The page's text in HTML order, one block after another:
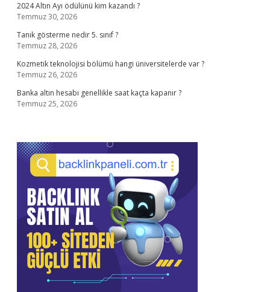
2024 Altın Ayı ödülünü kim kazandı ?
Temmuz 30, 2026
Tanık gösterme nedir 5. sınıf ?
Temmuz 28, 2026
Kozmetik teknolojisi bölümü hangi üniversitelerde var ?
Temmuz 26, 2026
Banka altın hesabı genellikle saat kaçta kapanır ?
Temmuz 25, 2026